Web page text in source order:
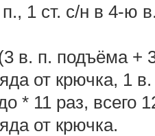
1 ст. с/н в 4-ю
в. п. подъёма +
от крючка, 1
* 11 раз, всего
от крючка.